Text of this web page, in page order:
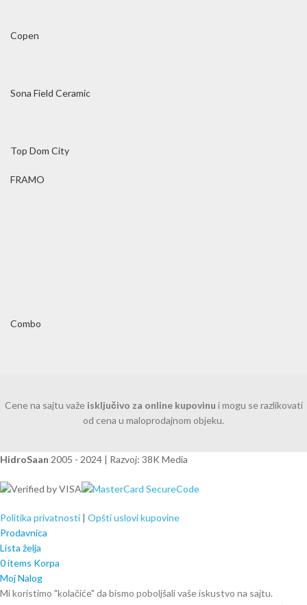
Copen
Sona Field Ceramic
Top Dom City
FRAMO
Combo
Cene na sajtu važe isključivo za online kupovinu i mogu se razlikovati
od cena u maloprodajnom objeku.
HidroSaan 2005 - 2024 | Razvoj: 38K Media
Politika privatnosti | Opšti uslovi kupovine
Prodavnica
Lista želja
0items Korpa
Moj Nalog
Mi koristimo "kolačiće" da bismo poboljšali vaše iskustvo na sajtu.